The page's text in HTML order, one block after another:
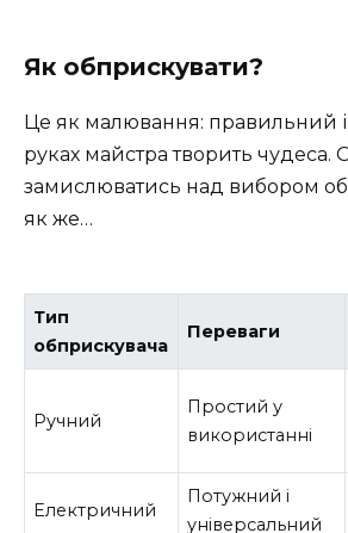
Як обприскувати?
Це як малювання: правильний
руках майстра творить чудеса.
замислюватись над вибором
як же…
Тип
обприскувача
Переваги
Ручний
Простий у
використанні
Електричний
Потужний і
універсальний